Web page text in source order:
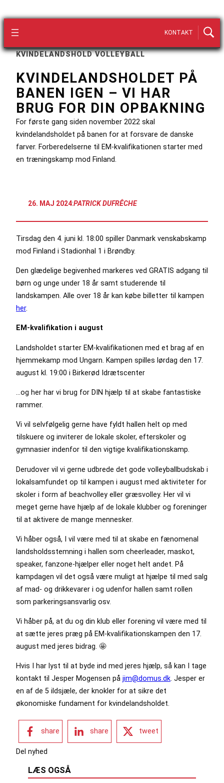
KONTAKT
KVINDELANDSHOLD VOLLEYBALL
KVINDELANDSHOLDET PÅ
BANEN IGEN – VI HAR
BRUG FOR DIN OPBAKNING
For første gang siden november 2022 skal
kvindelandsholdet på banen for at forsvare de danske
farver. Forberedelserne til EM-kvalifikationen starter med
en træningskamp mod Finland.
26. MAJ 2024:PATRICK DUFRÊCHE
Tirsdag den 4. juni kl. 18:00 spiller Danmark venskabskamp
mod Finland i Stadionhal 1 i Brøndby.
Den glædelige begivenhed markeres ved GRATIS adgang til
børn og unge under 18 år samt studerende til
landskampen. Alle over 18 år kan købe billetter til kampen
her.
EM-kvalifikation i august
Landsholdet starter EM-kvalifikationen med et brag af en
hjemmekamp mod Ungarn. Kampen spilles lørdag den 17.
august kl. 19:00 i Birkerød Idrætscenter
…og her har vi brug for DIN hjælp til at skabe fantastiske
rammer.
Vi vil selvfølgelig gerne have fyldt hallen helt op med
tilskuere og inviterer de lokale skoler, efterskoler og
gymnasier indenfor til den vigtige kvalifikationskamp.
Derudover vil vi gerne udbrede det gode volleyballbudskab i
lokalsamfundet op til kampen i august med aktiviteter for
skoler i form af beachvolley eller græsvolley. Her vil vi
meget gerne have hjælp af de lokale klubber og foreninger
til at aktivere de mange mennesker.
Vi håber også, I vil være med til at skabe en fænomenal
landsholdsstemning i hallen som cheerleader, maskot,
speaker, fanzone-hjælper eller noget helt andet. På
kampdagen vil det også være muligt at hjælpe til med salg
af mad- og drikkevarer i og udenfor hallen samt rollen
som parkeringsansvarlig osv.
Vi håber på, at du og din klub eller forening vil være med til
at sætte jeres præg på EM-kvalifikationskampen den 17.
august med jeres bidrag. 🤩
Hvis I har lyst til at byde ind med jeres hjælp, så kan I tage
kontakt til Jesper Mogensen på jim@domus.dk. Jesper er
en af de 5 ildsjæle, der knokler for at sikre det
økonomiske fundament for kvindelandsholdet.
share share tweet
Del nyhed
LÆS OGSÅ